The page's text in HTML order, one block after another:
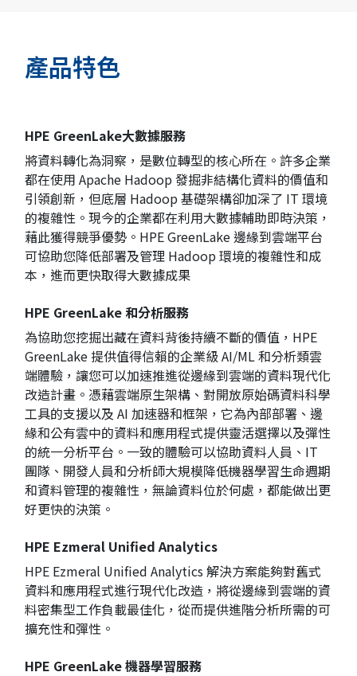
產品特色
HPE GreenLake大數據服務
將資料轉化為洞察，是數位轉型的核心所在。許多企業
都在使用 Apache Hadoop 發掘非結構化資料的價值和
引領創新，但底層 Hadoop 基礎架構卻加深了 IT 環境
的複雜性。現今的企業都在利用大數據輔助即時決策，
藉此獲得競爭優勢。HPE GreenLake 邊緣到雲端平台
可協助您降低部署及管理 Hadoop 環境的複雜性和成
本，進而更快取得大數據成果
HPE GreenLake 和分析服務
為協助您挖掘出藏在資料背後持續不斷的價值，HPE
GreenLake 提供值得信賴的企業級 AI/ML 和分析類雲
端體驗，讓您可以加速推進從邊緣到雲端的資料現代化
改造計畫。憑藉雲端原生架構、對開放原始碼資料科學
工具的支援以及 AI 加速器和框架，它為內部部署、邊
緣和公有雲中的資料和應用程式提供靈活選擇以及彈性
的統一分析平台。一致的體驗可以協助資料人員、IT
團隊、開發人員和分析師大規模降低機器學習生命週期
和資料管理的複雜性，無論資料位於何處，都能做出更
好更快的決策。
HPE Ezmeral Unified Analytics
HPE Ezmeral Unified Analytics 解決方案能夠對舊式
資料和應用程式進行現代化改造，將從邊緣到雲端的資
料密集型工作負載最佳化，從而提供進階分析所需的可
擴充性和彈性。
HPE GreenLake機器學習服務